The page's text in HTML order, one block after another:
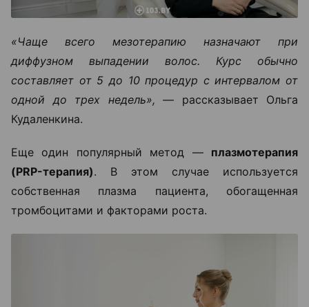
«Чаще всего мезотерапию назначают при
диффузном выпадении волос. Курс обычно
составляет от 5 до 10 процедур с интервалом от
одной до трех недель», — рассказывает Ольга
Кудаленкина.
Еще один популярный метод — плазмотерапия
(PRP-терапия). В этом случае используется
собственная плазма пациента, обогащенная
тромбоцитами и факторами роста.